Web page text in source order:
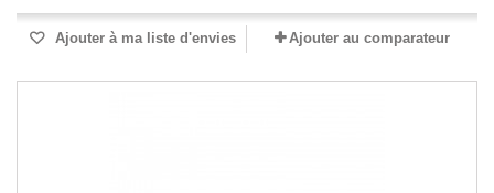
Ajouter à ma liste d'envies Ajouter au comparateur